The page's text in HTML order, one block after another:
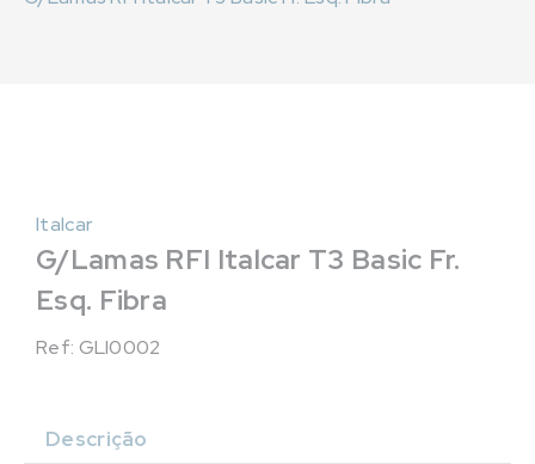
Italcar
G/Lamas RFI Italcar T3 Basic Fr.
Esq. Fibra
Ref: GLI0002
Descrição